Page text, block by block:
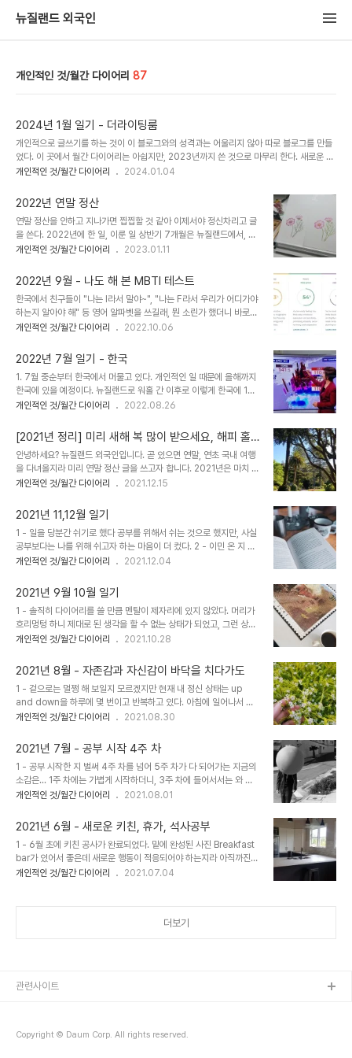
뉴질랜드 외국인
개인적인 것/월간 다이어리 87
2024년 1월 일기 - 더라이팅룸
개인적으로 글쓰기를 하는 것이 이 블로그와의 성격과는 어울리지 않아 따로 블로그를 만들
었다. 이 곳에서 월간 다이어리는 아쉽지만, 2023년까지 쓴 것으로 마무리 한다. 새로운 블
로그는 일단 다이어리처럼 쓸 용도이다. https://thewritingroom.tistory.com/ The
개인적인 것/월간 다이어리 2024.01.04
2022년 연말 정산
연말 정산을 안하고 지나가면 찝찝할 것 같아 이제서야 정신차리고 글
을 쓴다. 2022년에 한 일, 이룬 일 상반기 7개월은 뉴질랜드에서, 하
반기 5개월은 한국에서 보냈다. (2011년 이후로 이렇게 오랫동안 한
다 수술을 했다 (3곳) 피아노 기초를 위한 바이엘 과정을 했다 (3개
월) 코로나 때문에 가지 못한 할머니와 친구의 묘지에 다녀왔다 가족
과 많은 시간을 보냈다 포트폴리오 웹사이트 재정비 완료 밑미 1월, 2
월 리추얼 참여한 것 카라반 업그레이드 2022년에 관두거나 소홀히
한 일 음식 관리, 몸 관리를 소홀히 해서 몸이 많이 약해졌다 수술 때문
마스터 관둔 일 블로그..
개인적인 것/월간 다이어리 2023.01.11
2022년 9월 - 나도 해 본 MBTI 테스트
한국에서 친구들이 "나는 I라서 말야~", "나는 F라서 우리가 어디가야
하는지 알아야 해" 등 영어 알파벳을 쓰길래, 뭔 소린가 했더니 바로
MBTI 성격유형 테스트에서 나온 단어를 참고하고 있었다. 예전에 해
으로 인터넷에서 정보를 찾아서 한데 모아 놓아서 내가 가지고 있는 특
성 및 동의하는 부분에 밑줄을 그었다. *여기서부터 스크롤 압박 있음
INFJ INFJ는 그들의 개인적인 가치관에 깊게 주의를 집중한다. 그들
은 강렬한 이상주의자들이며 더욱 행복하고 완벽한 미래들을 선명하
게 상상할 수 있다. 그들은 가혹한 현실에 낙담할 수 있으나 통상적으
을 놓치지 않는다. INF..
개인적인 것/월간 다이어리 2022.10.06
2022년 7월 일기 - 한국
1. 7월 중순부터 한국에서 머물고 있다. 개인적인 일 때문에 올해까지
한국에 있을 예정이다. 뉴질랜드로 워홀 간 이후로 이렇게 한국에 1달
넘게 있는 것은 이번이 처음. 2. 10년 전 때와 현재 확연하게 바뀐 것
남아처럼 트로피컬한 날씨를 보이고 있어서 지구온난화를 고대로 느
낄 수 있었다. 너무 더워서 36도 이상이거나 아니면 비가 엄청나게 온
다. 그래도 겨울인 뉴질랜드에 있다가 한국에 오니 따뜻해서 크게 투덜
거리지 않았다. (웰링턴 추운 게 지긋지긋해서 가끔씩 이사가고 싶은
충동) 3. 그 외에도 여러가지 외국인의 시점(?)으로 보게 되는 것들이
있는 것 - ..
개인적인 것/월간 다이어리 2022.08.26
[2021년 정리] 미리 새해 복 많이 받으세요, 해피 홀
리데이
안녕하세요? 뉴질랜드 외국인입니다. 곧 있으면 연말, 연초 국내 여행
을 다녀올지라 미리 연말 정산 글을 쓰고자 합니다. 2021년은 마치 롤
러코스터를 타고 미끄러진 기분 이네요. 2020년 중순쯤에 저의 삶을
육체/정신적으로 건강 했는데요. 일과 공부를 병행 하면서 깨진 웰빙
이 작년보다 더 훨씬 깊은 생채기로 돌아 왔네요. 작년에 회복되었다고
믿었던 제 삶의 baggage 가 사실은 임시 회복이고 완전 회복하기
까지 아주 오랜 시간이 필요하다는 것을 올해 느끼게 되었습니다.
2021년에 이룬 일 - Doubtful sound trip을 올해 1월 1일에 한 것
Monas..
개인적인 것/월간 다이어리 2021.12.15
2021년 11,12월 일기
1 - 일을 당분간 쉬기로 했다 공부를 위해서 쉬는 것으로 했지만, 사실
공부보다는 나를 위해 쉬고자 하는 마음이 더 컸다. 2 - 이민 온 지 정
확히 만으로 10년 차가 되었다. 많은 일이 있었고, 많은 것이 바뀌었
각하곤 한다. 그 때 내가 다른 선택을 했더라면 지금의 나는 어떤 모습
이 되었을까? 하는 생각. 영화 처럼 모든 옵션을 볼 수 있다면 지금의
선택을 똑같이 했을까? 3 - 인생을 재정비해야 할 기간이 온 것 같다.
과거에는 내 몸이 평안하고 경제적으로 큰 고달픔이 없는 삶을 이루기
위해 평생 노력해 왔다면, 그 삶이 어느정도 이루어진 지금, 지금부터
하..
개인적인 것/월간 다이어리 2021.12.04
2021년 9월 10월 일기
1 - 솔직히 다이어리를 쓸 만큼 멘탈이 제자리에 있지 않았다. 머리가
흐리멍텅 하니 제대로 된 생각을 할 수 없는 상태가 되었고, 그런 상태
에서는 뭘 해도 시간이 몇 배로 걸렸다. 평소 같으면 아무렇지 않게 쳐
이 났다. 패닉 어택 비스무리한 것을 느꼈던 것 같다. 2 - 왜 이렇게 내
가 멘탈이 나갔나 생각 해 보면 처음에는 영어 글쓰기에서 부터 시작되
었다. 한글 문장으로 시작해서 영어로 번역하는 방식으로 여차저차 글
을 꾸역꾸역 써 내다시피 했다. 그러다가 다시 생각 해 보니, 나는 일이
고 공부고 다 잘하고 싶어서 "나는 이만큼 해야 해, 나는 경험이 있으
을 높..
개인적인 것/월간 다이어리 2021.10.28
2021년 8월 - 자존감과 자신감이 바닥을 치다가도
1 - 겉으로는 멀쩡 해 보일지 모르겠지만 현재 내 정신 상태는 up
and down을 하루에 몇 번이고 반복하고 있다. 아침에 일어나서 모
든 게 무기력하고 아무것도 하기 싫다가도, 저녁 때 되면 또 공부가 할
이 충만해서 뭐든 다 할 수 있을 것 같다가도, 저녁 때 되면 또 기분이
좋지도 나쁘지도 않은 이상한 감정 상태가 된다. 이게 이번달 내내 지
속 되어가고 있다. 2 - 위엣 글은 저번주에 써서 저장해 놨는데 지금은
또 기분이 나쁘지 않다. 에이 뭐 이래. 3 - 공부랑 일을 계속 병행을 한
다면 할 수 있겠지만, 내 멘탈을 혹사시키며 하고 살고 싶진 않아서 결
주었고 ..
개인적인 것/월간 다이어리 2021.08.30
2021년 7월 - 공부 시작 4주 차
1 - 공부 시작한 지 벌써 4주 차를 넘어 5주 차가 다 되어가는 지금의
소감은... 1주 차에는 가볍게 시작하더니, 3주 차에 들어서서는 와 정
신없이 공부 과정이 진행된다. 석사 과정이 내가 하는 일과 연관되어
어가 익숙하기 때문에 큰 무리 없이 따라가고 있어서 다행이다. 하지만
일도 기간에 맞춰서 끝내야 하는 것이 있어서 수업 끝나고 회사에 다시
돌아 와 야근한 지가 며칠 째. 2 - 일과 공부 때문에 모니터를 보는 시
간이 많아져서, 주말 토/일 오전에는 운동이나 산책으로 머리를 정화
시키려 일부러 휴식을 취한다. 이른 오후에는 청소 좀 했다가, 늦은 오
개인적인 것/월간 다이어리 2021.08.01
2021년 6월 - 새로운 키친, 휴가, 석사공부
1 - 6월 초에 키친 공사가 완료되었다. 밑에 완성된 사진 Breakfast
bar가 있어서 좋은데 새로운 행동이 적응되어야 하는지라 아직까진
많이 사용하고 있지 않다. 2 - 오클랜드를 오랫만에 다녀왔다. 목적은
은 3박 4일 간 Retreat도 다녀왔다. 쉽게 말하자면 절에 들어가서 며
개인적인 것/월간 다이어리 2021.07.04
더보기
Copyright © Daum Corp. All rights reserved.
관련사이트